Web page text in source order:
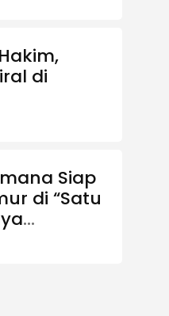
di
Siap
di “Satu